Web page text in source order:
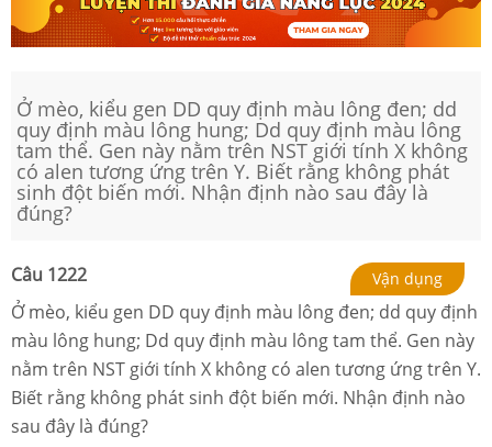
Ở mèo, kiểu gen DD quy định màu lông đen; dd
quy định màu lông hung; Dd quy định màu lông
tam thể. Gen này nằm trên NST giới tính X không
có alen tương ứng trên Y. Biết rằng không phát
sinh đột biến mới. Nhận định nào sau đây là
đúng?
Câu 1222 Vận dụng
Ở mèo, kiểu gen DD quy định màu lông đen; dd quy định
màu lông hung; Dd quy định màu lông tam thể. Gen này
nằm trên NST giới tính X không có alen tương ứng trên Y.
Biết rằng không phát sinh đột biến mới. Nhận định nào
sau đây là đúng?